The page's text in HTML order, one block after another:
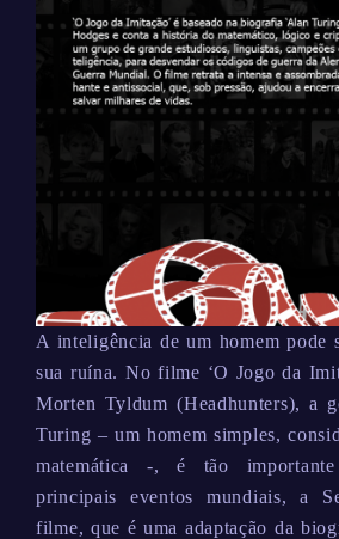
A inteligência de um homem pode
sua ruína. No filme ‘O Jogo da
Morten Tyldum (Headhunters), a
Turing – um homem simples,
matemática -, é tão
principais eventos mundiais, a
filme, que é uma adaptação da